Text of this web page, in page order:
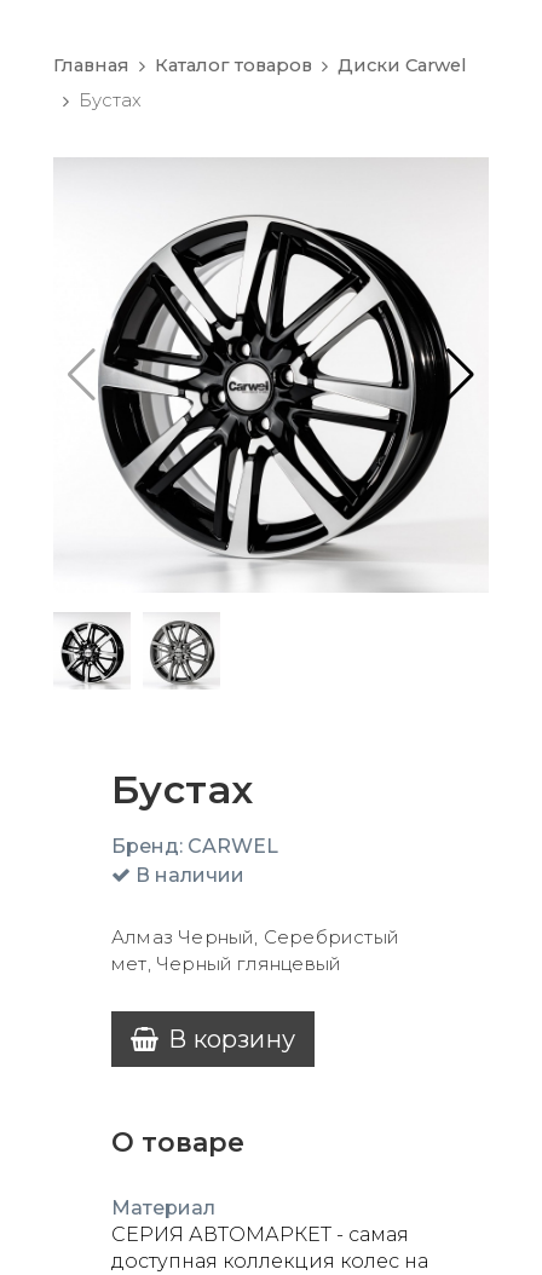
Главная Каталог товаров
Диски Carwel
Бустах
Бустах
Бренд: CARWEL
В наличии
Алмаз Черный, Серебристый
мет, Черный глянцевый
В корзину
О товаре
Материал
СЕРИЯ АВТОМАРКЕТ - самая
доступная коллекция колес на